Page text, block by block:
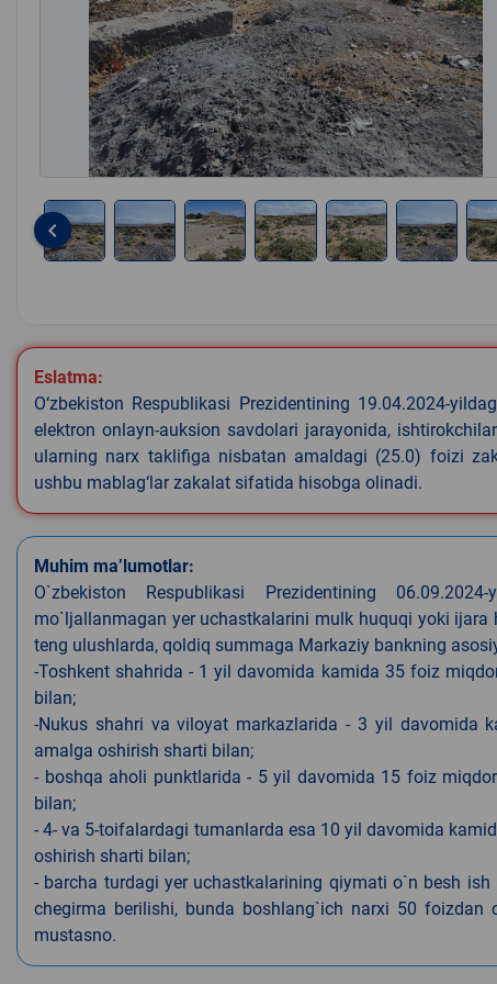
keyboard_arrow_left
Eslatma:
O‘zbekiston Respublikasi Prezidentining 19.04.2024-
elektron onlayn-auksion savdolari jarayonida,
ularning narx taklifiga nisbatan amaldagi (25.0) foizi
ushbu mablag‘lar zakalat sifatida hisobga olinadi.
Muhim ma’lumotlar:
O`zbekiston Respublikasi Prezidentining
mo`ljallanmagan yer uchastkalarini mulk huquqi yoki
teng ulushlarda, qoldiq summaga Markaziy bankning
-Toshkent shahrida - 1 yil davomida kamida 35 foiz
bilan;
-Nukus shahri va viloyat markazlarida - 3 yil davomida
amalga oshirish sharti bilan;
- boshqa aholi punktlarida - 5 yil davomida 15 foiz
bilan;
- 4- va 5-toifalardagi tumanlarda esa 10 yil davomida
oshirish sharti bilan;
- barcha turdagi yer uchastkalarining qiymati o`n besh
chegirma berilishi, bunda boshlang`ich narxi 50
mustasno.